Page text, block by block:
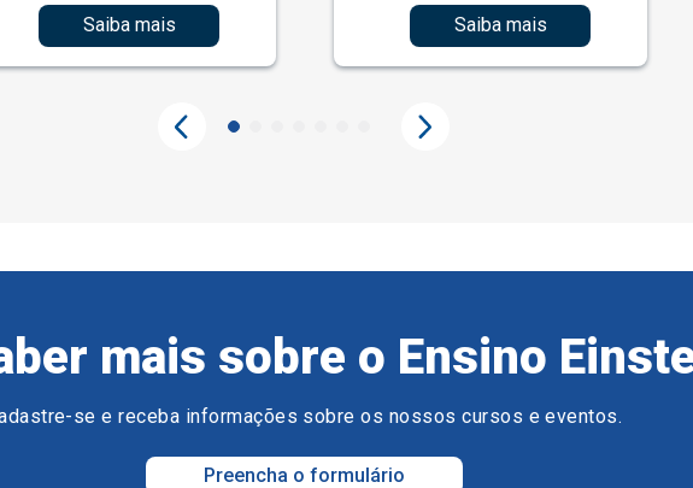
Saiba mais Saiba mais
mais sobre o Ensino
se e receba informações sobre os nossos cursos e eventos.
Preencha o formulário